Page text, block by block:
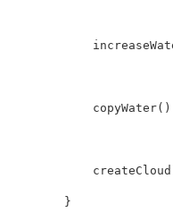
copyWater( )
createCloud
}